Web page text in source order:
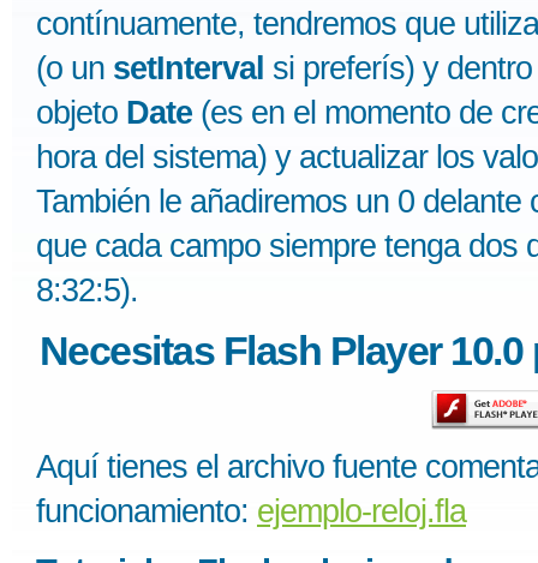
contínuamente, tendremos que
(o un setInterval si preferís) y
objeto Date (es en el momento de
hora del sistema) y actualizar los
También le añadiremos un 0
que cada campo siempre tenga dos
8:32:5).
Necesitas Flash Player
Aquí tienes el archivo fuente
funcionamiento: ejemplo-reloj.fla